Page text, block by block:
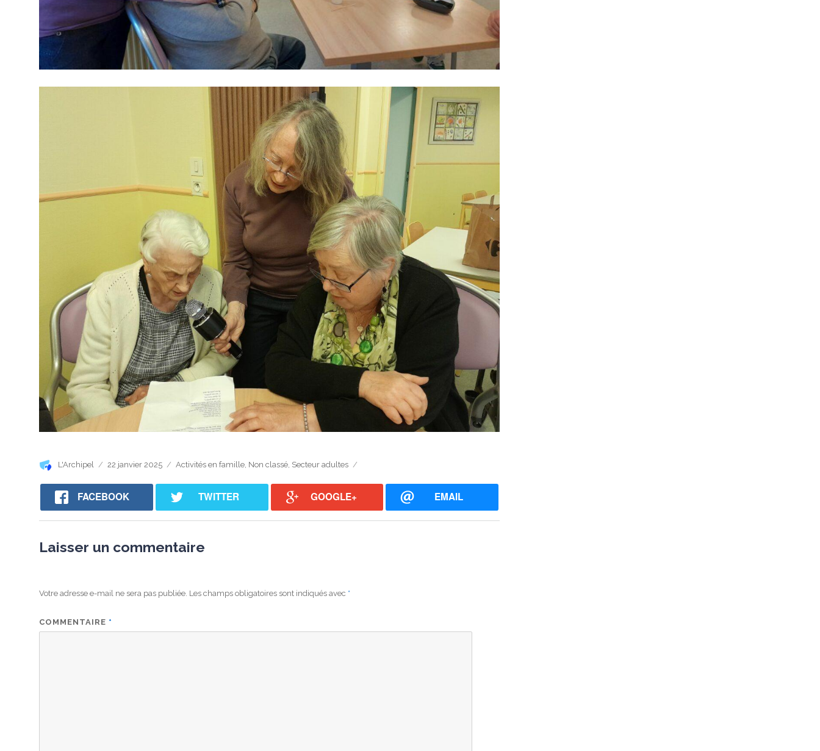
Auteur
L'Archipel
Publié
22 janvier 2025 Catégories
Activités en famille, Non classé, Secteur adultes
FACEBOOK TWITTER GOOGLE+ EMAIL
Laisser un commentaire
Votre adresse e-mail ne sera pas publiée. Les champs obligatoires sont indiqués avec *
COMMENTAIRE *